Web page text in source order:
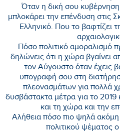
Όταν η δική σου
μπλοκάρει την επένδυση στις
Ελληνικό. Που το βαφτίζει
Πόσο πολιτικό αμοραλισμό
δηλώνεις ότι η χώρα βγαίνει
τον Αύγουστο όταν έχεις
υπογραφή σου στη
πλεονασμάτων για πολλά
δυσβάστακτα μέτρα για το
και τη χώρα και την
Αλήθεια πόσο πιο ψηλά
πολιτικού ψέματος